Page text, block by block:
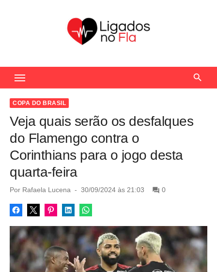
c
COPA DO BRASIL
Veja quais serão os desfalques
do Flamengo contra o
Corinthians para o jogo desta
quarta-feira
Por Rafaela Lucena
P
s
t
o
n
30/09/2024 às 21:03 0